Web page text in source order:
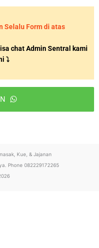
Selalu Form di atas
chat Admin Sentral kami
⤵
Kue, & Jajanan
Phone 082229172265